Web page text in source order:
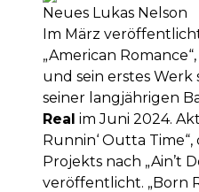
Neues Lukas Nelson
Im März
„American
und sein erstes
seiner langjährigen
Real im Juni 2024.
Runnin‘ Outta
Projekts nach „Ain’t
veröffentlicht. „Born